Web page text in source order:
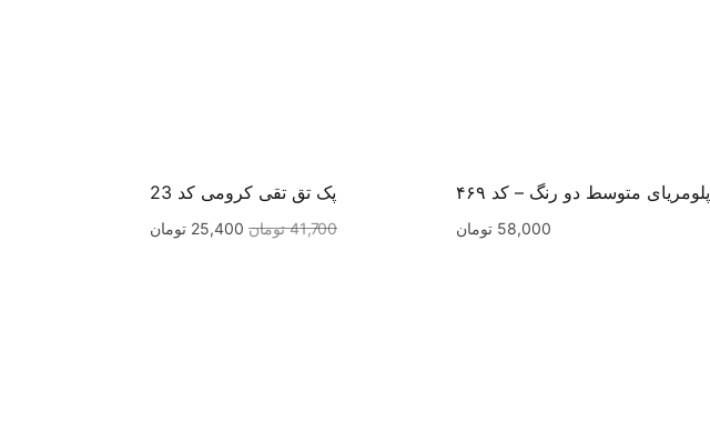
پلومریای متوسط دو رنگ – کد ۴۶۹
58,000 تومان
پک تق تقی کرومی کد 23
41,700 تومان 25,400 تومان